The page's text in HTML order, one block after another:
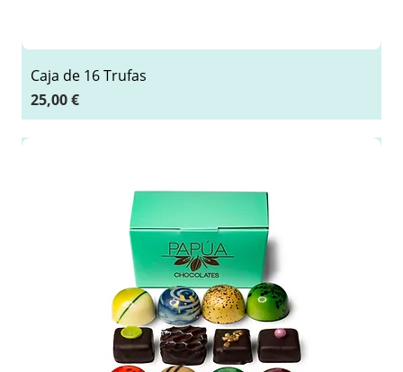
Caja de 16 Trufas
Precio
25,00 €